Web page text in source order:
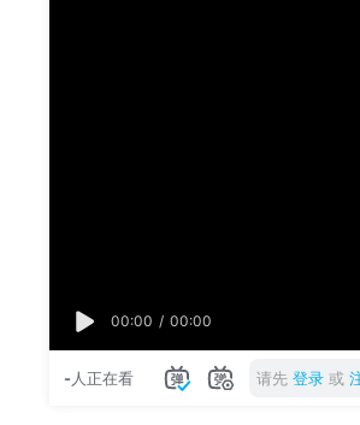
00:00 / 00:00
-人正在看 请先 登录 或